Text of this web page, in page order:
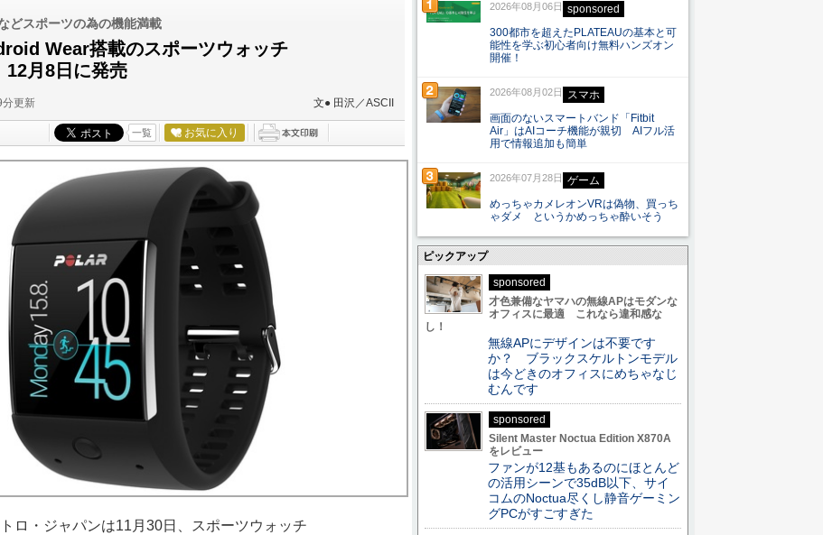
どスポーツの為の機能満載
Wear搭載のスポーツウォッチ
12月8日に発売
更新 文● 田沢／ASCII
一覧 お気に入り
ロ・ジャパンは11月30日、スポーツウォッチ
2026年08月06日 sponsored
300都市を超えたPLATEAUの基本と可
能性を学ぶ初心者向け無料ハンズオン
開催！
2026年08月02日
スマホ
画面のないスマートバンド「Fitbit
Air」はAIコーチ機能が親切 AIフル活
用で情報追加も簡単
2026年07月28日 ゲーム
めっちゃカメレオンVRは偽物、買っち
ゃダメ というかめっちゃ酔いそう
ピックアップ
sponsored
才色兼備なヤマハの無線APはモダンな
オフィスに最適 これなら違和感な
し！
無線APにデザインは不要です
か？ ブラックスケルトンモデル
は今どきのオフィスにめちゃなじ
むんです
sponsored
Silent Master Noctua Edition X870A
をレビュー
ファンが12基もあるのにほとんど
の活用シーンで35dB以下、サイ
コムのNoctua尽くし静音ゲーミン
グPCがすごすぎた